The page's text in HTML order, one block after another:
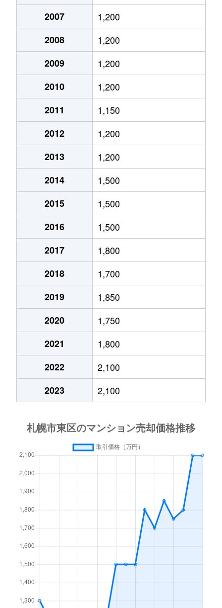
北８条東
1,400万円
北８条東
390万円
北８条東
390万円
北８条東
300万円
北８条東
3,000万円
北８条東
2,600万円
北９条東
3,400万円
北１０条東
1,800万円
北１０条東
1,900万円
北１２条東
1,800万円
北１２条東
2,700万円
北１２条東
2,300万円
北１３条東
3,800万円
北１３条東
2,100万円
北１４条東
1,700万円
北１５条東
2,100万円
北１５条東
3,000万円
北１７条東
環状通東
2,700万円 環状通東
北１８条東
北１９条東
350万円 北18条
北１９条東
北18条
北18条
北２０条東
2,200万円 北18条
北２０条東
1,600万円
2007
1,200
2008
1,200
2009
1,200
2010
1,200
2011
1,150
2012
1,200
2013
1,200
2014
1,500
2015
1,500
2016
1,500
2017
1,800
2018
1,700
2019
1,850
2020
1,750
2021
1,800
2022
2,100
2023
2,100